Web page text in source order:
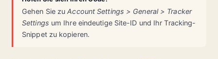
Gehen Sie zuAccount Settings > General > Tracker
Settings um Ihre eindeutige Site-ID und Ihr Tracking-
Snippet zu kopieren.